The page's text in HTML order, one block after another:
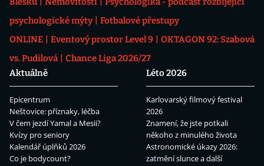
psychologické mýty
Fotbalové přestupy
ONLINE
Eventový prostor Level 9
OKTAGON 92: Szabová
vs. Pudilová
Chance Liga 2026/27
Aktuálně
Epicentrum
Neštovice: příznaky, léčba
V čem jezdí Yamal a Mesii?
Kvízy pro seniory
Kalendář úplňků 2026
Co je bodycount?
Léto 2026
Karlovarský filmový festival
2026
Znamení, že jste potkali
někoho z minulého života
Astronomické úkazy 2026:
zatmění slunce a další